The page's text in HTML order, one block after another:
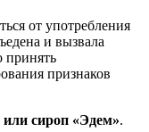
от употребления
и вызвала
принять
признаков
сироп «Эдем».